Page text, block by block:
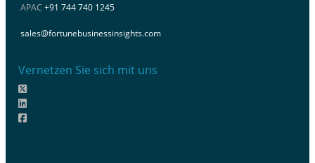
APAC +91 744 740 1245
sales@fortunebusinessinsights.com
Vernetzen Sie sich mit uns